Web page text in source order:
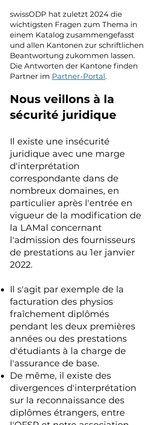
swissODP hat zuletzt 2024 die
wichtigsten Fragen zum Thema in
einem Katalog zusammengefasst
und allen Kantonen zur schriftlichen
Beantwortung zukommen lassen.
Die Antworten der Kantone finden
Partner im Partner-Portal.
Nous veillons à la
sécurité juridique
Il existe une insécurité
juridique avec une marge
d'interprétation
correspondante dans de
nombreux domaines, en
particulier après l'entrée en
vigueur de la modification de
la LAMal concernant
l'admission des fournisseurs
de prestations au 1er janvier
2022.
Il s'agit par exemple de la
facturation des physios
fraîchement diplômés
pendant les deux premières
années ou des prestations
d'étudiants à la charge de
l'assurance de base.
De même, il existe des
divergences d'interprétation
sur la reconnaissance des
diplômes étrangers, entre